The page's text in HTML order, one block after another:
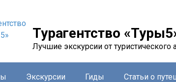
Турагентство
Лучшие экскурсии от туристического
Экскурсии Гиды Статьи о